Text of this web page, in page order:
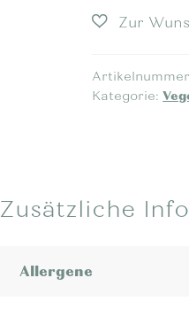
Menge
Kategorie:
Zusätzliche
Allergene